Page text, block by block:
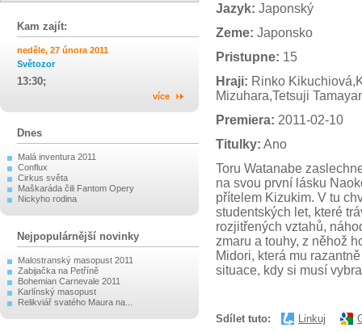
Jazyk: Japonský
Zeme: Japonsko
Pristupne: 15
Hraji: Rinko
Mizuhara,Tetsuji
Premiera: 2011-02-10
Titulky: Ano
Toru Watanabe
na svou první lásku
přítelem Kizukim. V tu
studentských let, které
rozjitřených vztahů,
zmaru a touhy, z něhož
Midori, která mu
situace, kdy si musí
Sdílet tuto: Linkuj
Kam zajít:
neděle, 27 února 2011
Světozor
13:30;
více
Dnes
Malá inventura 2011
Conflux
Cirkus světa
Maškaráda čili Fantom Opery
Nickyho rodina
Nejpopulárnější novinky
Malostranský masopust 2011
Zabijačka na Petříně
Bohemian Carnevale 2011
Karlínský masopust
Relikviář svatého Maura na...